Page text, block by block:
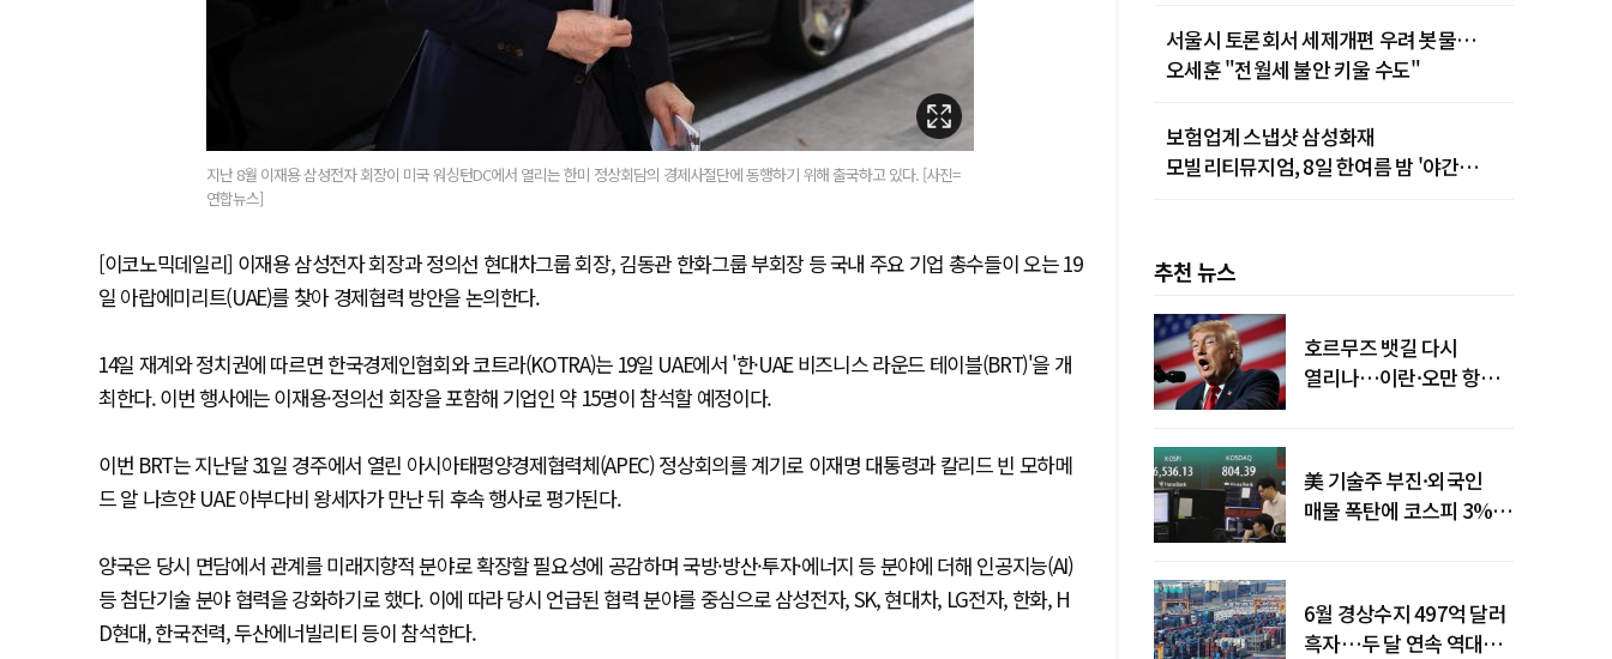
지난 8월 이재용 삼성전자 회장이 미국 워싱턴DC에서 열리는 한미 정상회담의 경제사절단에 동행하기 위해 출국하고 있다. [사진=
연합뉴스]
[이코노믹데일리] 이재용 삼성전자 회장과 정의선 현대차그룹 회장, 김동관 한화그룹 부회장 등 국내 주요 기업 총수들이 오는 19
일 아랍에미리트(UAE)를 찾아 경제협력 방안을 논의한다.
14일 재계와 정치권에 따르면 한국경제인협회와 코트라(KOTRA)는 19일 UAE에서 '한·UAE 비즈니스 라운드 테이블(BRT)'을 개
최한다. 이번 행사에는 이재용·정의선 회장을 포함해 기업인 약 15명이 참석할 예정이다.
이번 BRT는 지난달 31일 경주에서 열린 아시아태평양경제협력체(APEC) 정상회의를 계기로 이재명 대통령과 칼리드 빈 모하메
드 알 나흐얀 UAE 아부다비 왕세자가 만난 뒤 후속 행사로 평가된다.
양국은 당시 면담에서 관계를 미래지향적 분야로 확장할 필요성에 공감하며 국방·방산·투자·에너지 등 분야에 더해 인공지능(AI)
등 첨단기술 분야 협력을 강화하기로 했다. 이에 따라 당시 언급된 협력 분야를 중심으로 삼성전자, SK, 현대차, LG전자, 한화, H
D현대, 한국전력, 두산에너빌리티 등이 참석한다.
서울시 토론회서 세제개편 우려 봇물…
오세훈 "전월세 불안 키울 수도"
보험업계 스냅샷 삼성화재
모빌리티뮤지엄, 8일 한여름 밤 '야간
추천 뉴스
호르무즈 뱃길 다시
열리나…이란·오만 항로
美 기술주 부진·외국인
매물 폭탄에 코스피 3%대
6월 경상수지 497억 달러
흑자…두 달 연속 역대